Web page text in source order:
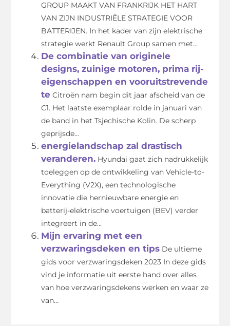
GROUP MAAKT VAN FRANKRIJK HET HART
VAN ZIJN INDUSTRIËLE STRATEGIE VOOR
BATTERIJEN. In het kader van zijn elektrische
strategie werkt Renault Group samen met...
De combinatie van originele
designs, zuinige motoren, prima rij-
eigenschappen en vooruitstrevende
te Citroën nam begin dit jaar afscheid van de
C1. Het laatste exemplaar rolde in januari van
de band in het Tsjechische Kolin. De scherp
geprijsde...
energielandschap zal drastisch
veranderen. Hyundai gaat zich nadrukkelijk
toeleggen op de ontwikkeling van Vehicle-to-
Everything (V2X), een technologische
innovatie die hernieuwbare energie en
batterij-elektrische voertuigen (BEV) verder
integreert in de...
Mijn ervaring met een
verzwaringsdeken en tips De ultieme
gids voor verzwaringsdeken 2023 In deze gids
vind je informatie uit eerste hand over alles
van hoe verzwaringsdekens werken en waar ze
van...